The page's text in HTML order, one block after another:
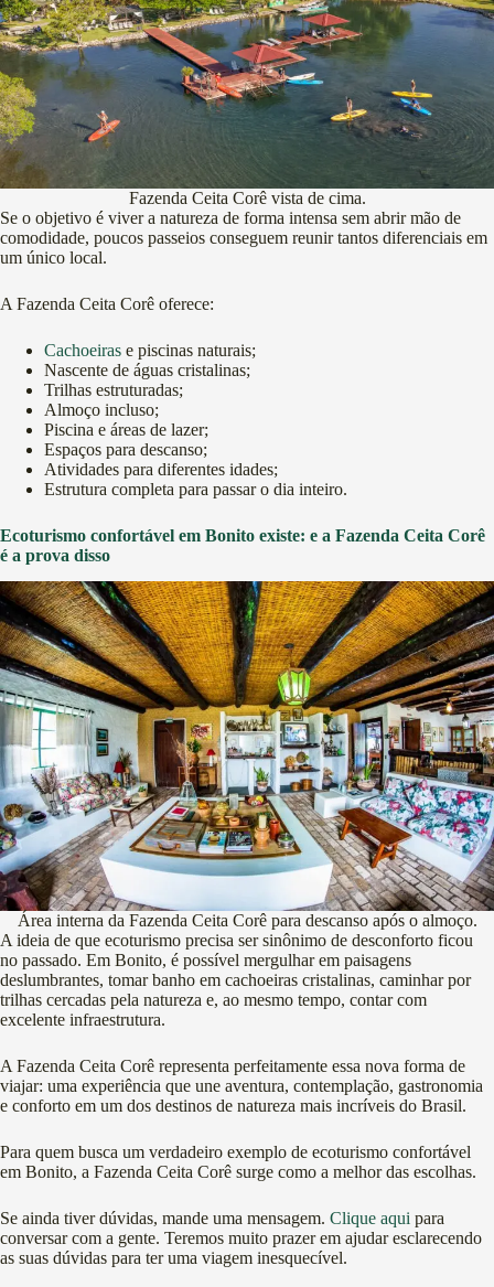
Fazenda Ceita Corê vista de cima.
Se o objetivo é viver a natureza de forma intensa sem abrir mão de
comodidade, poucos passeios conseguem reunir tantos diferenciais em
um único local.
A Fazenda Ceita Corê oferece:
Cachoeiras e piscinas naturais;
Nascente de águas cristalinas;
Trilhas estruturadas;
Almoço incluso;
Piscina e áreas de lazer;
Espaços para descanso;
Atividades para diferentes idades;
Estrutura completa para passar o dia inteiro.
Ecoturismo confortável em Bonito existe: e a Fazenda Ceita Corê
é a prova disso
Área interna da Fazenda Ceita Corê para descanso após o almoço.
A ideia de que ecoturismo precisa ser sinônimo de desconforto ficou
no passado. Em Bonito, é possível mergulhar em paisagens
deslumbrantes, tomar banho em cachoeiras cristalinas, caminhar por
trilhas cercadas pela natureza e, ao mesmo tempo, contar com
excelente infraestrutura.
A Fazenda Ceita Corê representa perfeitamente essa nova forma de
viajar: uma experiência que une aventura, contemplação, gastronomia
e conforto em um dos destinos de natureza mais incríveis do Brasil.
Para quem busca um verdadeiro exemplo de ecoturismo confortável
em Bonito, a Fazenda Ceita Corê surge como a melhor das escolhas.
Se ainda tiver dúvidas, mande uma mensagem. Clique aqui para
conversar com a gente. Teremos muito prazer em ajudar esclarecendo
as suas dúvidas para ter uma viagem inesquecível.